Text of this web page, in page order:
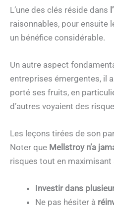
L’une des clés réside dans
raisonnables, pour ensuite
un bénéfice considérable.
Un autre aspect
entreprises émergentes, il
porté ses fruits, en
d’autres voyaient des
Les leçons tirées de son
Noter que Mellstroy n’a
risques tout en
Investir dans
Ne pas hésiter à